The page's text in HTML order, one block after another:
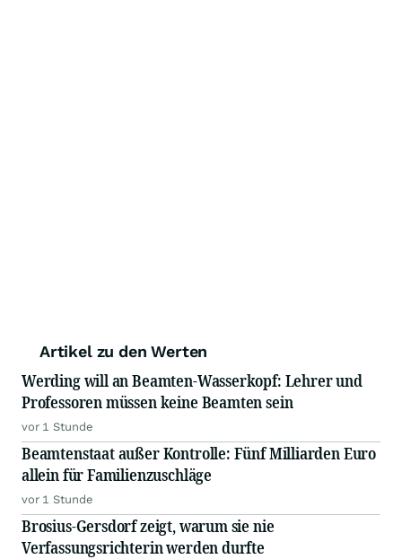
Artikel zu den Werten
Werding will an Beamten-Wasserkopf: Lehrer und
Professoren müssen keine Beamten sein
vor 1 Stunde
Beamtenstaat außer Kontrolle: Fünf Milliarden Euro
allein für Familienzuschläge
vor 1 Stunde
Brosius-Gersdorf zeigt, warum sie nie
Verfassungsrichterin werden durfte